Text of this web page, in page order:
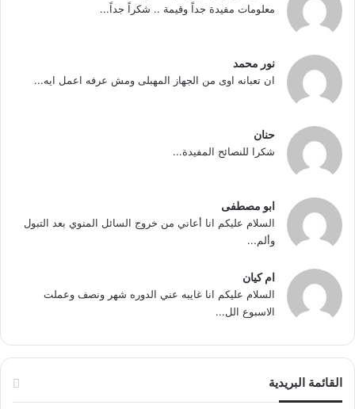
معلومات مفيدة جداً وقيمة .. شكراً جداً...
نور محمد
ان تعبانه اوى من الجهاز المهبلى ومش عرفه اعمل ايه...
حنان
شكرا للنصائح المفيدة...
ابو مصطفى
السلام عليكم انا أعاني من خروج السائل المنوي بعد التبول
وألم...
ام كيان
السلام عليكم انا غايبه عني الدوره شهر ونصف وعملت
الاسبوع الل...
القائمة البريدية